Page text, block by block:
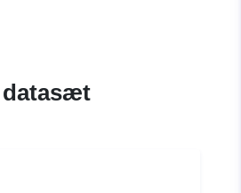
c9bdb904dddd
datasæt